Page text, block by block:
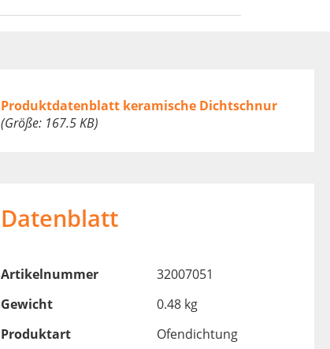
Produktdatenblatt keramische Dichtschnur
(Größe: 167.5 KB)
Datenblatt
Artikelnummer
32007051
Gewicht
0.48 kg
Produktart
Ofendichtung